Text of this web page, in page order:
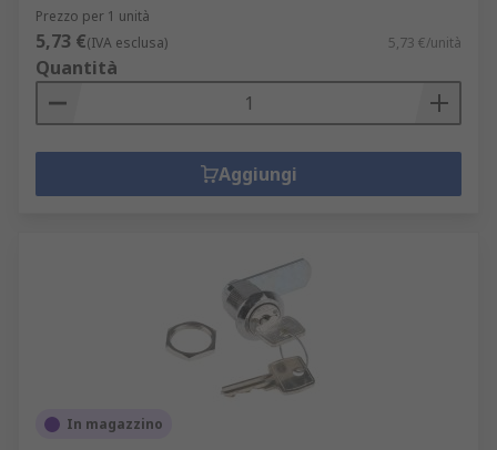
Prezzo per 1 unità
5,73 €(IVA esclusa) 5,73 €/unità
Quantità
Aggiungi
In magazzino